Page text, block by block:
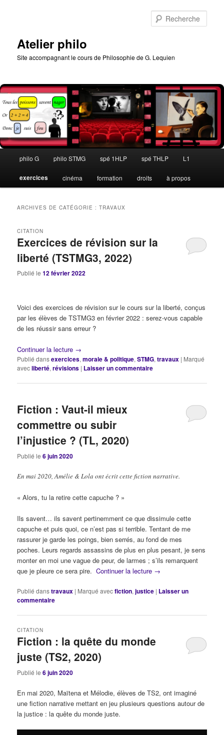
Atelier philo
Site accompagnant le cours de Philosophie de G. Lequien
principal
philo G philo STMG spé 1HLP spé THLP L1
exercices cinéma formation droits à propos
ARCHIVES DE CATÉGORIE :TRAVAUX
Exercices de révision sur la
liberté (TSTMG3, 2022)
CITATION
Publié le12 février 2022
Voici des exercices de révision sur le cours sur la liberté, conçus
par les élèves de TSTMG3 en février 2022 : serez-vous capable
de les réussir sans erreur ?
Continuer la lecture →
Publié dansexercices,morale & politique,STMG,travaux | Marqué
avecliberté,révisions | Laisser un commentaire
Fiction : Vaut-il mieux
commettre ou subir
l’injustice ? (TL, 2020)
Publié le6 juin 2020
En mai 2020, Amélie & Lola ont écrit cette fiction narrative.
« Alors, tu la retire cette capuche ? »
Ils savent… ils savent pertinemment ce que dissimule cette
capuche et puis quoi, ce n’est pas si terrible. Tentant de me
rassurer je garde les poings, bien serrés, au fond de mes
poches. Leurs regards assassins de plus en plus pesant, je sens
monter en moi une vague de peur, de larmes ; s’ils remarquent
que je pleure ce sera pire. Continuer la lecture →
Publié danstravaux | Marqué avecfiction,justice | Laisser un
commentaire
Fiction : la quête du monde
juste (TS2, 2020)
CITATION
Publié le6 juin 2020
En mai 2020, Maïtena et Mélodie, élèves de TS2, ont imaginé
une fiction narrative mettant en jeu plusieurs questions autour de
la justice : la quête du monde juste.